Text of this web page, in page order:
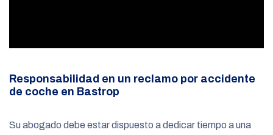
Responsabilidad en un reclamo por accidente
de coche en Bastrop
Su abogado debe estar dispuesto a dedicar tiempo a una